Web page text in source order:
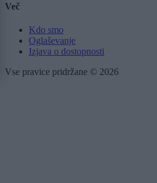
Več
Kdo smo
Oglaševanje
Izjava o dostopnosti
Vse pravice pridržane © 2026